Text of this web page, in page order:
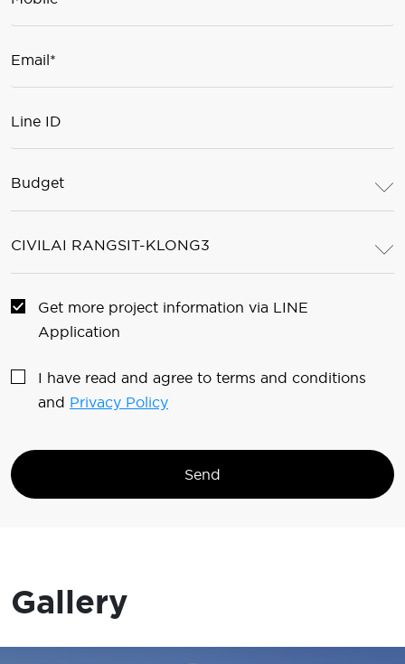
Budget
CIVILAI RANGSIT-KLONG3
Get more project information via LINE
Application
I have read and agree to terms and conditions
and Privacy Policy
Send
Gallery